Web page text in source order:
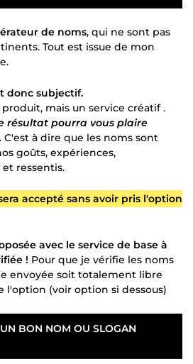
de noms, qui ne sont pas
Tout est issue de mon
donc subjectif.
mais un service créatif .
résultat pourra vous plaire
C'est à dire que les noms sont
goûts, expériences,
ressentis.
accepté sans avoir pris l'option
avec le service de base à
! Pour que je vérifie les noms
envoyée soit totalement libre
l'option (voir option si dessous)
BON NOM OU SLOGAN